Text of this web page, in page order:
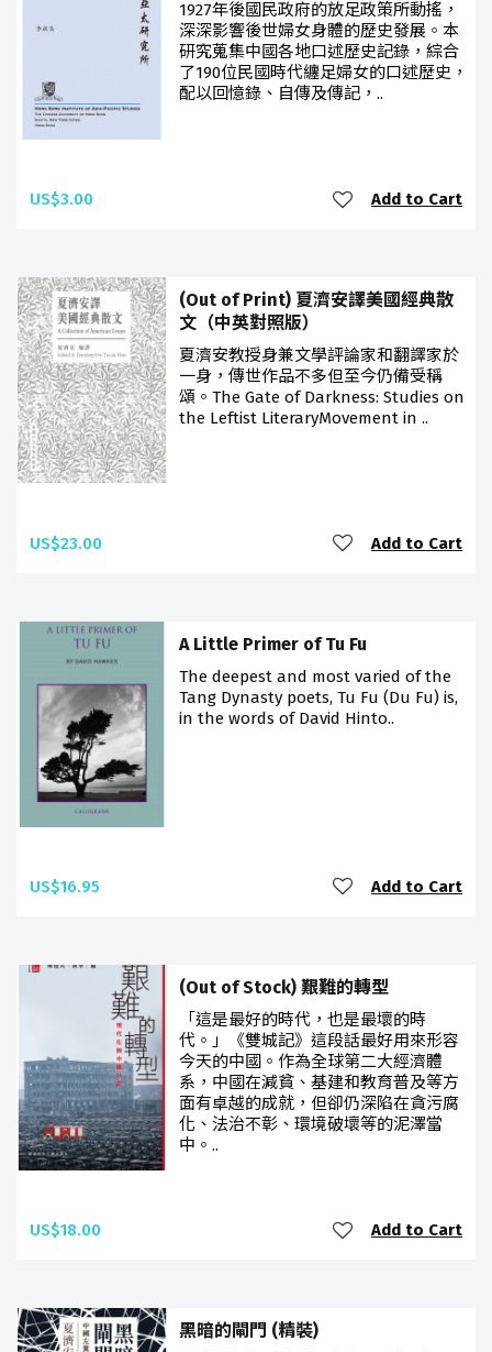
1927年後國民政府的放足政策所動搖，
深深影響後世婦女身體的歷史發展。本
研究蒐集中國各地口述歷史記錄，綜合
了190位民國時代纏足婦女的口述歷史，
配以回憶錄、自傳及傳記，..
US$3.00 Add to Cart
(Out of Print) 夏濟安譯美國經典散
文（中英對照版）
夏濟安教授身兼文學評論家和翻譯家於
一身，傳世作品不多但至今仍備受稱
頌。The Gate of Darkness: Studies on
the Leftist LiteraryMovement in ..
US$23.00 Add to Cart
A Little Primer of Tu Fu
The deepest and most varied of the
Tang Dynasty poets, Tu Fu (Du Fu) is,
in the words of David Hinto..
US$16.95 Add to Cart
(Out of Stock) 艱難的轉型
「這是最好的時代，也是最壞的時
代。」《雙城記》這段話最好用來形容
今天的中國。作為全球第二大經濟體
系，中國在減貧、基建和教育普及等方
面有卓越的成就，但卻仍深陷在貪污腐
化、法治不彰、環境破壞等的泥澤當
中。..
US$18.00 Add to Cart
黑暗的閘門 (精裝)